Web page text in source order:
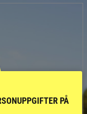
PÅ